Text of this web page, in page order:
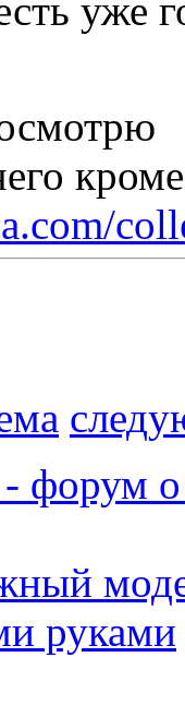
форум
руками